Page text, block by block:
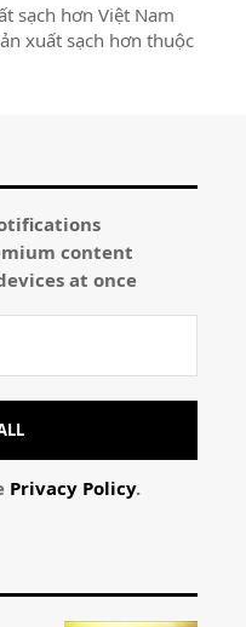
sạch hơn Việt Nam
xuất sạch hơn thuộc
content
at once
Privacy Policy.